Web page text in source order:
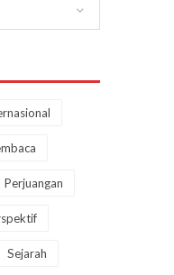
Perjuangan
Sejarah